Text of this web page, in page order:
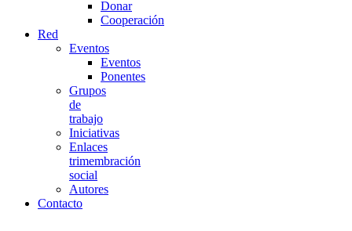
Donar
Cooperación
Red
Eventos
Eventos
Ponentes
Grupos
de
trabajo
Iniciativas
Enlaces
trimembración
social
Autores
Contacto